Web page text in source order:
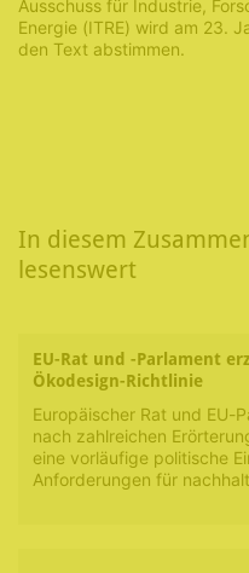
Ausschuss für Industrie,
Energie (ITRE) wird am 23.
den Text abstimmen.
In diesem
lesenswert
EU-Rat und -Parlament
Ökodesign-Richtlinie
Europäischer Rat und EU-
nach zahlreichen
eine vorläufige politische
Anforderungen für